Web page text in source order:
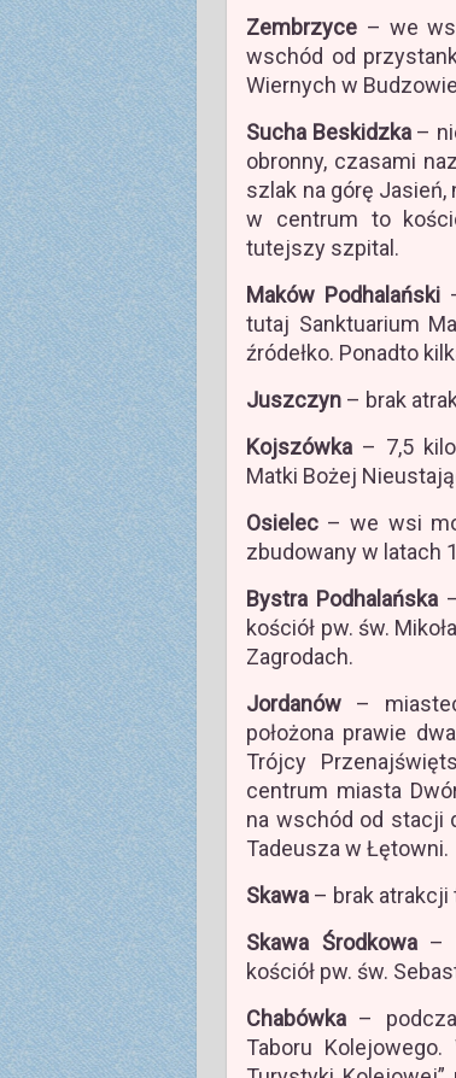
Zembrzyce – we
wschód od
Wiernych w
Sucha Beskidzka–
obronny, czasami
szlak na górę
w centrum to
tutejszy szpital.
Maków Podhalański
tutaj Sanktuarium
źródełko. Ponadto
Juszczyn – brak
Kojszówka – 7,5
Matki Bożej
Osielec – we wsi
zbudowany w latach
Bystra Podhalańska
kościół pw. św.
Zagrodach.
Jordanów –
położona prawie
Trójcy
centrum miasta
na wschód od stacji
Tadeusza w Łętowni.
Skawa – brak
Skawa Środkowa–
kościół pw. św.
Chabówka –
Taboru